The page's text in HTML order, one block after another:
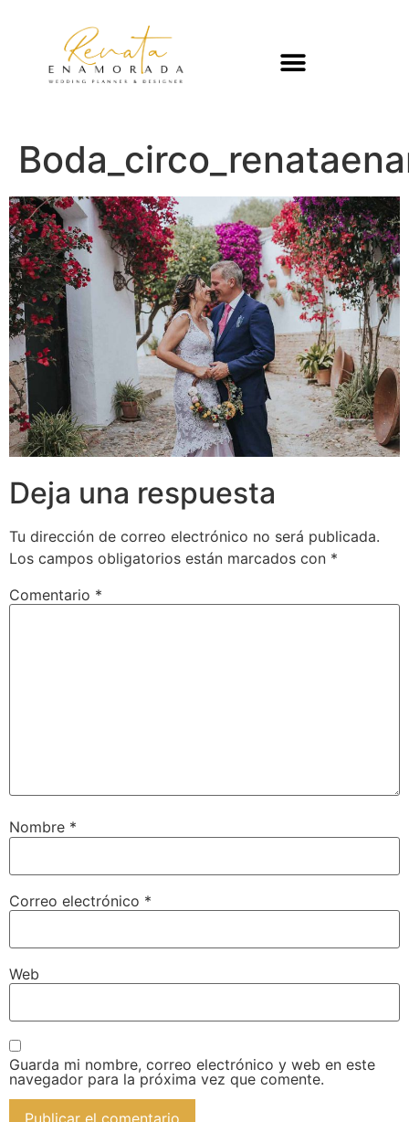
Deja una respuesta
Tu dirección de correo electrónico no será publicada.
Los campos obligatorios están marcados con *
Comentario *
Nombre *
Correo electrónico *
Web
Guarda mi nombre, correo electrónico y web en este
navegador para la próxima vez que comente.